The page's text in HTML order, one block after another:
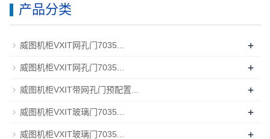
线威图风扇威图PDU威图售后
HD2410.120
产品分类
威图机柜VXIT网孔门7035... +
威图机柜VXIT网孔门7035... +
威图机柜VXIT带网孔门预配置... +
威图机柜VXIT玻璃门7035... +
威图机柜VXIT玻璃门7035... +